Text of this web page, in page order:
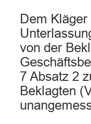
Dem
von der
7 Absatz 2
Beklagten